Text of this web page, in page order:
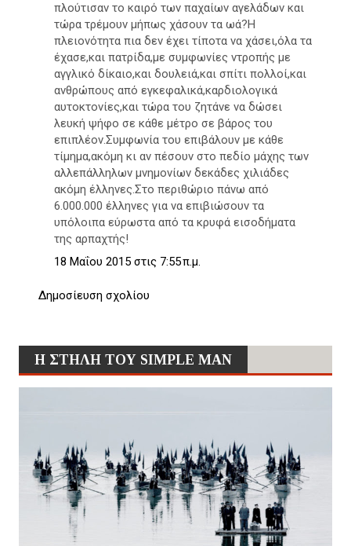
πλούτισαν το καιρό των παχαίων αγελάδων και
τώρα τρέμουν μήπως χάσουν τα ωά?Η
πλειονότητα πια δεν έχει τίποτα να χάσει,όλα τα
έχασε,και πατρίδα,με συμφωνίες ντροπής με
αγγλικό δίκαιο,και δουλειά,και σπίτι πολλοί,και
ανθρώπους από εγκεφαλικά,καρδιολογικά
αυτοκτονίες,και τώρα του ζητάνε να δώσει
λευκή ψήφο σε κάθε μέτρο σε βάρος του
επιπλέον.Συμφωνία του επιβάλουν με κάθε
τίμημα,ακόμη κι αν πέσουν στο πεδίο μάχης των
αλλεπάλληλων μνημονίων δεκάδες χιλιάδες
ακόμη έλληνες.Στο περιθώριο πάνω από
6.000.000 έλληνες για να επιβιώσουν τα
υπόλοιπα εύρωστα από τα κρυφά εισοδήματα
της αρπαχτής!
18 Μαΐου 2015 στις 7:55 π.μ.
Δημοσίευση σχολίου
Η ΣΤΗΛΗ ΤΟΥ SIMPLE MAN